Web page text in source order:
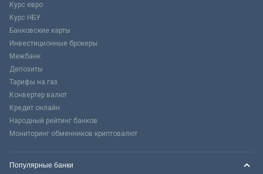
Курс евро
Курс НБУ
Банковские карты
Инвестиционные брокеры
Межбанк
Депозиты
Тарифы на газ
Конвертер валют
Кредит онлайн
Народный рейтинг банков
Мониторинг обменников криптовалют
Популярные банки